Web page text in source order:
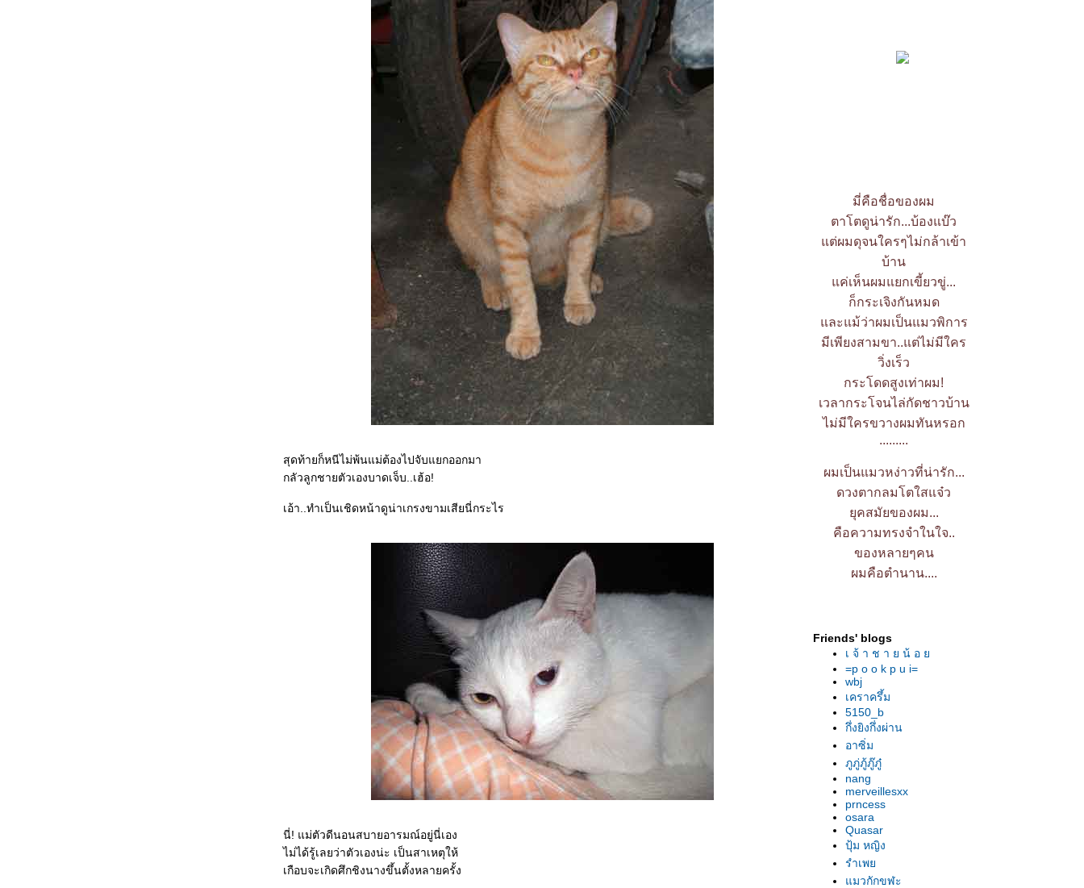
สุดท้ายก็หนีไม่พ้นแม่ต้องไปจับแยกออกมา
กลัวลูกชายตัวเองบาดเจ็บ..เฮ้อ!
เอ้า..ทำเป็นเชิดหน้าดูน่าเกรงขามเสียนี่กระไร
นี่! แม่ตัวดีนอนสบายอารมณ์อยู่นี่เอง
ไม่ได้รู้เลยว่าตัวเองน่ะ เป็นสาเหตุให้
เกือบจะเกิดศึกชิงนางขึ้นตั้งหลายครั้ง
มี่คือชื่อของผม
ตาโตดูน่ารัก...บ้องแบ๊ว
ต่ผมดุจนใครๆไม่กล้าเข้า
บ้าน
ค่เห็นผมแยกเขี้ยวขู่...
ก็กระเจิงกันหมด
ละแม้ว่าผมเป็นแมวพิการ
มีเพียงสามขา..แต่ไม่มีใคร
วิ่งเร็ว
กระโดดสูงเท่าผม!
เวลากระโจนไล่กัดชาวบ้าน
ไม่มีใครขวางผมทันหรอก
.........
ผมเป็นแมวหง่าวที่น่ารัก...
ดวงตากลมโตใสแจ๋ว
ุคสมัยของผม...
คือความทรงจำในใจ..
ของหลายๆคน
ผมคือตำนาน....
Friends' blogs
เ จ้ า ช า ย น้ อ
=p o o k p u i=
wbj
เคราครึ้ม
5150_b
กึ่งยิงกึ่งผ่าน
อาซิ่ม
ภูภู่ภู้ภู๊ภู๋
nang
merveillesxx
prncess
osara
Quasar
ปุ้ม หญิง
รำเพ
มวกักขฬะ